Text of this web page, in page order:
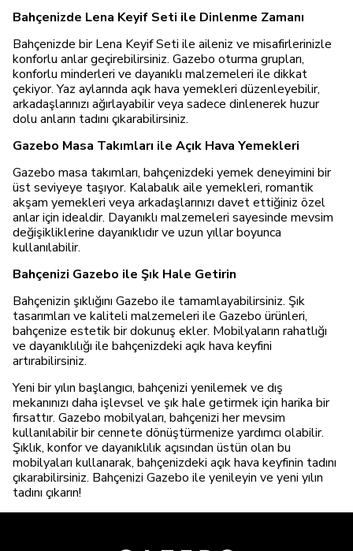
Bahçenizde Lena Keyif Seti ile Dinlenme Zamanı
Bahçenizde bir Lena Keyif Seti ile aileniz ve misafirlerinizle
konforlu anlar geçirebilirsiniz. Gazebo oturma grupları,
konforlu minderleri ve dayanıklı malzemeleri ile dikkat
çekiyor. Yaz aylarında açık hava yemekleri düzenleyebilir,
arkadaşlarınızı ağırlayabilir veya sadece dinlenerek huzur
dolu anların tadını çıkarabilirsiniz.
Gazebo Masa Takımları ile Açık Hava Yemekleri
Gazebo masa takımları, bahçenizdeki yemek deneyimini bir
üst seviyeye taşıyor. Kalabalık aile yemekleri, romantik
akşam yemekleri veya arkadaşlarınızı davet ettiğiniz özel
anlar için idealdir. Dayanıklı malzemeleri sayesinde mevsim
değişikliklerine dayanıklıdır ve uzun yıllar boyunca
kullanılabilir.
Bahçenizi Gazebo ile Şık Hale Getirin
Bahçenizin şıklığını Gazebo ile tamamlayabilirsiniz. Şık
tasarımları ve kaliteli malzemeleri ile Gazebo ürünleri,
bahçenize estetik bir dokunuş ekler. Mobilyaların rahatlığı
ve dayanıklılığı ile bahçenizdeki açık hava keyfini
artırabilirsiniz.
Yeni bir yılın başlangıcı, bahçenizi yenilemek ve dış
mekanınızı daha işlevsel ve şık hale getirmek için harika bir
fırsattır. Gazebo mobilyaları, bahçenizi her mevsim
kullanılabilir bir cennete dönüştürmenize yardımcı olabilir.
Şıklık, konfor ve dayanıklılık açısından üstün olan bu
mobilyaları kullanarak, bahçenizdeki açık hava keyfinin tadını
çıkarabilirsiniz. Bahçenizi Gazebo ile yenileyin ve yeni yılın
tadını çıkarın!